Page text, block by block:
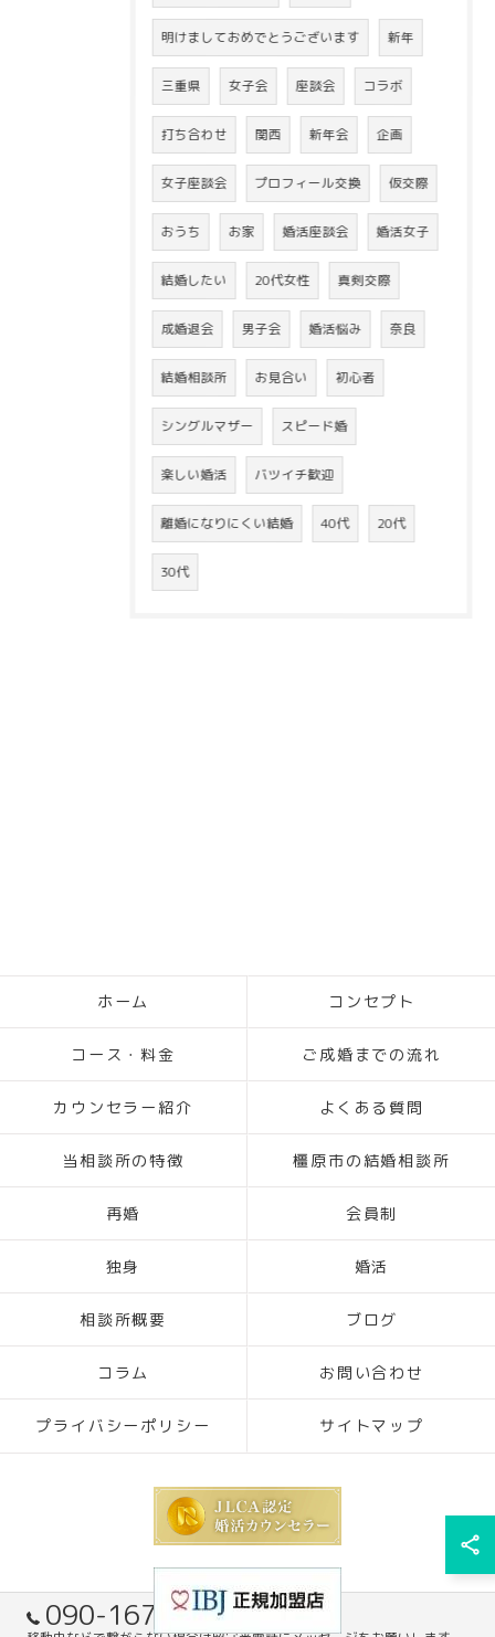
明けましておめでとうございます 新年
三重県 女子会 座談会 コラボ
打ち合わせ 関西 新年会 企画
女子座談会 プロフィール交換 仮交際
おうち お家 婚活座談会 婚活女子
結婚したい 20代女性 真剣交際
成婚退会 男子会 婚活悩み 奈良
結婚相談所 お見合い 初心者
シングルマザー スピード婚
楽しい婚活 バツイチ歓迎
離婚になりにくい結婚 40代 20代
30代
090-1671-7305
ホーム コンセプト
コース・料金 ご成婚までの流れ
カウンセラー紹介 よくある質問
当相談所の特徴 橿原市の結婚相談所
再婚 会員制
独身 婚活
相談所概要 ブログ
コラム お問い合わせ
プライバシーポリシー サイトマップ